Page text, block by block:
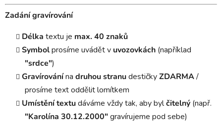
Zadání gravírování
Délka textu je max. 40 znaků
Symbolprosíme uvádět v uvozovkách (například
"srdce")
Gravírovánína druhou stranudestičkyZDARMA/
prosíme text oddělit lomítkem
Umístění textudáváme vždy tak, aby bylčitelný (např.
"Karolína 30.12.2000"gravírujeme pod sebe)